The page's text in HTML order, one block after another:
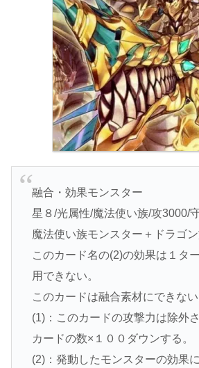
融合・効果モンスター
星８/光属性/魔法使い族/攻3000/
魔法使い族モンスター＋ドラゴ
このカード名の(2)の効果は１タ
用できない。
このカードは融合素材にできない
(1)：このカードの攻撃力は除外
カードの数×１００ダウンする。
(2)：発動したモンスターの効果に